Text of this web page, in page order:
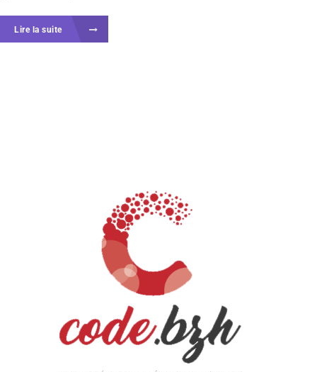
Lire la suite